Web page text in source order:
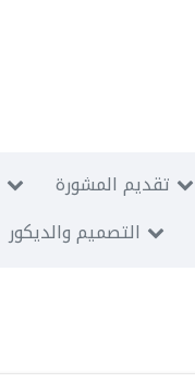
تقديم المشورة
التصميم والديكور